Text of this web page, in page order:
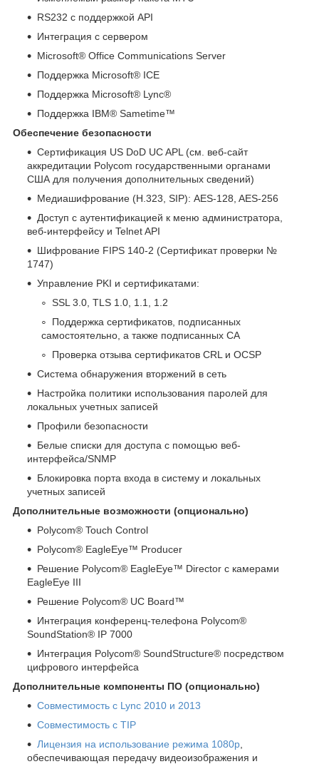
RS232 с поддержкой API
Интеграция с сервером
Microsoft® Office Communications Server
Поддержка Microsoft® ICE
Поддержка Microsoft® Lync®
Поддержка IBM® Sametime™
Обеспечение безопасности
Сертификация US DoD UC APL (см. веб-сайт
аккредитации Polycom государственными органами
США для получения дополнительных сведений)
Медиашифрование (H.323, SIP): AES-128, AES-256
Доступ с аутентификацией к меню администратора,
веб-интерфейсу и Telnet API
Шифрование FIPS 140-2 (Сертификат проверки №
1747)
Управление PKI и сертификатами:
SSL 3.0, TLS 1.0, 1.1, 1.2
Поддержка сертификатов, подписанных
самостоятельно, а также подписанных CA
Проверка отзыва сертификатов CRL и OCSP
Система обнаружения вторжений в сеть
Настройка политики использования паролей для
локальных учетных записей
Профили безопасности
Белые списки для доступа с помощью веб-
интерфейса/SNMP
Блокировка порта входа в систему и локальных
учетных записей
Дополнительные возможности (опционально)
Polycom® Touch Control
Polycom® EagleEye™ Producer
Решение Polycom® EagleEye™ Director с камерами
EagleEye III
Решение Polycom® UC Board™
Интеграция конференц-телефона Polycom®
SoundStation® IP 7000
Интеграция Polycom® SoundStructure® посредством
цифрового интерфейса
Дополнительные компоненты ПО (опционально)
Совместимость с Lync 2010 и 2013
Совместимость с TIP
Лицензия на использование режима 1080p
обеспечивающая передачу видеоизображения и